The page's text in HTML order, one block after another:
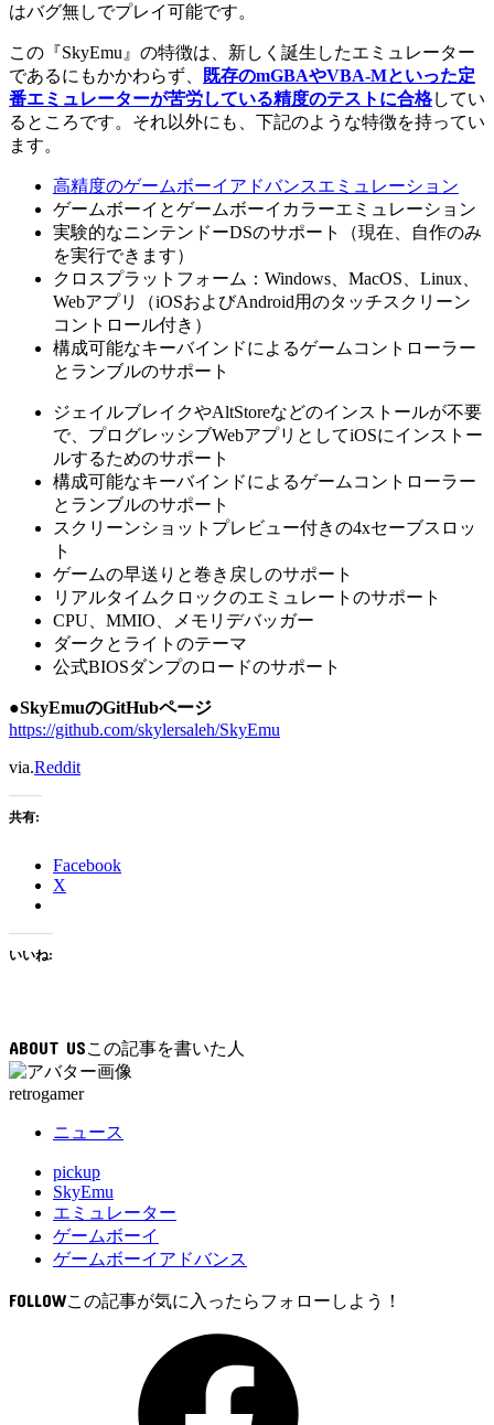
はバグ無しでプレイ可能です。
この『SkyEmu』の特徴は、新しく誕生したエミュレーター
であるにもかかわらず、
既存のmGBAやVBA-Mといった定
番エミュレーターが苦労している精度のテストに合格してい
るところです。それ以外にも、下記のような特徴を持ってい
ます。
高精度のゲームボーイアドバンスエミュレーション
ゲームボーイとゲームボーイカラーエミュレーション
実験的なニンテンドーDSのサポート（現在、自作のみ
を実行できます）
クロスプラットフォーム：Windows、MacOS、Linux、
Webアプリ（iOSおよびAndroid用のタッチスクリーン
コントロール付き）
構成可能なキーバインドによるゲームコントローラー
とランブルのサポート
ジェイルブレイクやAltStoreなどのインストールが不要
で、プログレッシブWebアプリとしてiOSにインストー
ルするためのサポート
構成可能なキーバインドによるゲームコントローラー
とランブルのサポート
スクリーンショットプレビュー付きの4xセーブスロッ
ト
ゲームの早送りと巻き戻しのサポート
リアルタイムクロックのエミュレートのサポート
CPU、MMIO、メモリデバッガー
ダークとライトのテーマ
公式BIOSダンプのロードのサポート
●SkyEmuのGitHubページ
https://github.com/skylersaleh/SkyEmu
via.Reddit
共有:
Facebook
X
いいね:
ABOUT US
retrogamer
ニュース
pickup
SkyEmu
エミュレーター
ゲームボーイ
ゲームボーイアドバンス
FOLLOW